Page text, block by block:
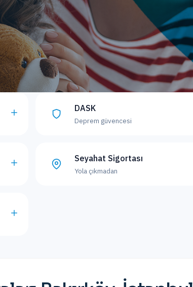
DASK
Deprem güvencesi
Seyahat Sigortası
Yola çıkmadan